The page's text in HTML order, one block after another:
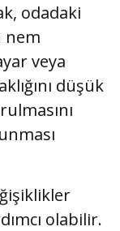
odadaki
nem
veya
düşük
olabilir.